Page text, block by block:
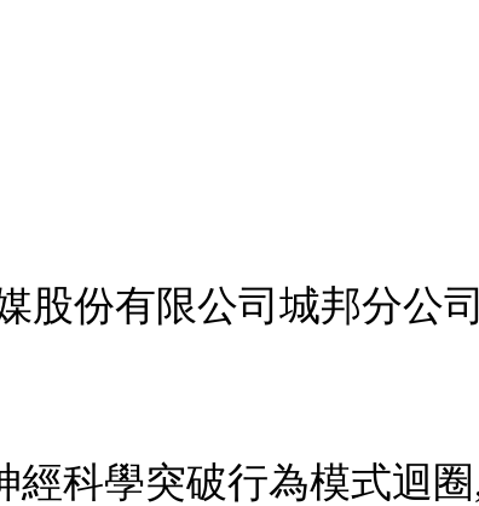
股份有限公司城邦分公司
經科學突破行為模式迴